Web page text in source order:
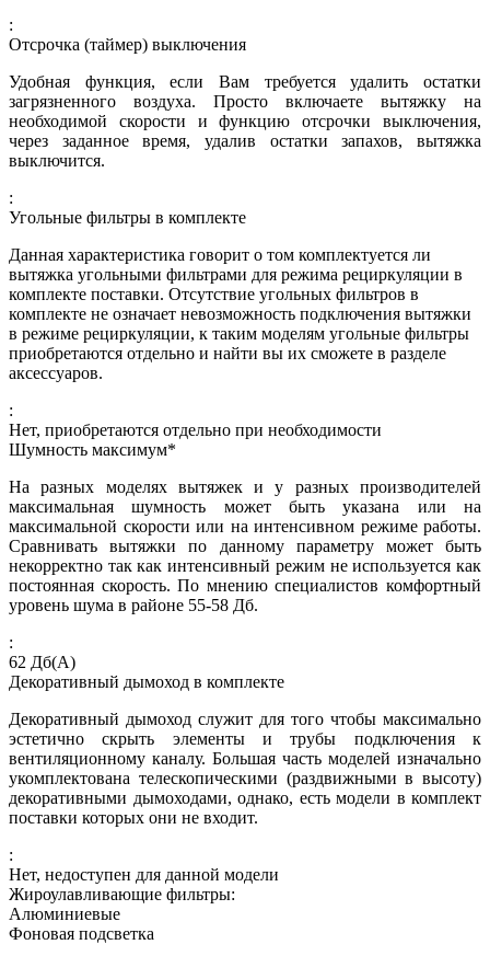
:
Отсрочка (таймер) выключения
Удобная функция, если Вам требуется удалить остатки
загрязненного воздуха. Просто включаете вытяжку на
необходимой скорости и функцию отсрочки выключения,
через заданное время, удалив остатки запахов, вытяжка
выключится.
:
Угольные фильтры в комплекте
Данная характеристика говорит о том комплектуется ли
вытяжка угольными фильтрами для режима рециркуляции в
комплекте поставки. Отсутствие угольных фильтров в
комплекте не означает невозможность подключения вытяжки
в режиме рециркуляции, к таким моделям угольные фильтры
приобретаются отдельно и найти вы их сможете в разделе
аксессуаров.
:
Нет, приобретаются отдельно при необходимости
Шумность максимум*
На разных моделях вытяжек и у разных производителей
максимальная шумность может быть указана или на
максимальной скорости или на интенсивном режиме работы.
Сравнивать вытяжки по данному параметру может быть
некорректно так как интенсивный режим не используется как
постоянная скорость. По мнению специалистов комфортный
уровень шума в районе 55-58 Дб.
:
62 Дб(А)
Декоративный дымоход в комплекте
Декоративный дымоход служит для того чтобы максимально
эстетично скрыть элементы и трубы подключения к
вентиляционному каналу. Большая часть моделей изначально
укомплектована телескопическими (раздвижными в высоту)
декоративными дымоходами, однако, есть модели в комплект
поставки которых они не входит.
:
Нет, недоступен для данной модели
Жироулавливающие фильтры:
Алюминиевые
Фоновая подсветка